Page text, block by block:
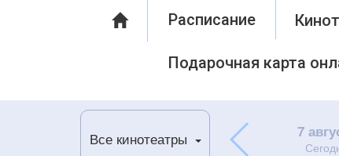
Расписание
Подарочная карта
Все кинотеатры 7